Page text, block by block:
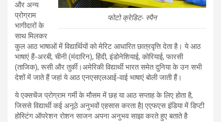
फोटो क्रेडिट- स्पैन
और अन्य
प्रोग्राम
भागीदारों के
साथ मिलकर
कुल आठ भाषाओं में विद्यार्थियों को मेरिट आधारित छात्रवृत्ति देता है। ये आठ
भाषाएं हैं-अरबी, चीनी (मंदारिन), हिंदी, इंडोनेशियाई, कोरियाई, फारसी
(ताजिक), रूसी और तुर्की।अमेरिकी विद्यार्थी भारत समेत दुनिया के उन सभी
देशों में जाते हैं जहां ये आठ एनएसएलआई-वाई भाषाएं बोली जाती हैं।
ये एक्सचेंज प्रोग्राम गर्मी के मौसम में छह या आठ सप्ताह के लिए होता है,
जिससे विद्यार्थी कई अनूठे अनुभवों एहसास करता है| एएफएस इंडिया में डिप्टी
होस्टिंग ऑपरेशन रोशन साजन अपना अनुभव साझा करते हुए बताते है